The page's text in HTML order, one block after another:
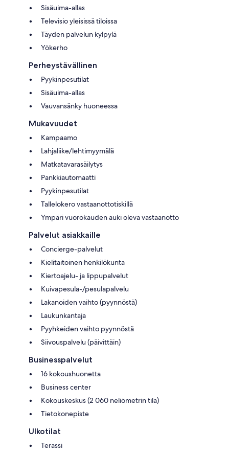
Sisäuima-allas
Televisio yleisissä tiloissa
Täyden palvelun kylpylä
Yökerho
Perheystävällinen
Pyykinpesutilat
Sisäuima-allas
Vauvansänky huoneessa
Mukavuudet
Kampaamo
Lahjaliike/lehtimyymälä
Matkatavarasäilytys
Pankkiautomaatti
Pyykinpesutilat
Tallelokero vastaanottotiskillä
Ympäri vuorokauden auki oleva vastaanotto
Palvelut asiakkaille
Concierge-palvelut
Kielitaitoinen henkilökunta
Kiertoajelu- ja lippupalvelut
Kuivapesula-/pesulapalvelu
Lakanoiden vaihto (pyynnöstä)
Laukunkantaja
Pyyhkeiden vaihto pyynnöstä
Siivouspalvelu (päivittäin)
Businesspalvelut
16 kokoushuonetta
Business center
Kokouskeskus (2 060 neliömetrin tila)
Tietokonepiste
Ulkotilat
Terassi